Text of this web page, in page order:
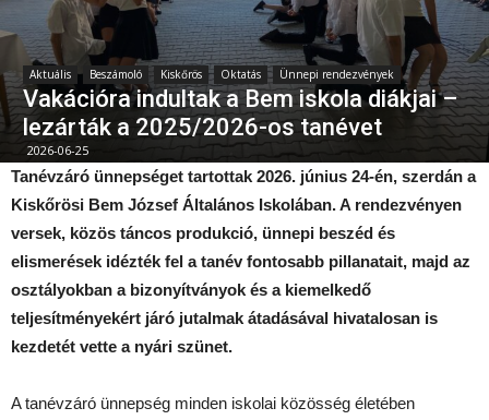
Aktuális Beszámoló Kiskőrös Oktatás Ünnepi rendezvények
Vakációra indultak a Bem iskola diákjai –
lezárták a 2025/2026-os tanévet
2026-06-25
Tanévzáró ünnepséget tartottak 2026. június 24-én, szerdán a
Kiskőrösi Bem József Általános Iskolában. A rendezvényen
versek, közös táncos produkció, ünnepi beszéd és
elismerések idézték fel a tanév fontosabb pillanatait, majd az
osztályokban a bizonyítványok és a kiemelkedő
teljesítményekért járó jutalmak átadásával hivatalosan is
kezdetét vette a nyári szünet.
A tanévzáró ünnepség minden iskolai közösség életében